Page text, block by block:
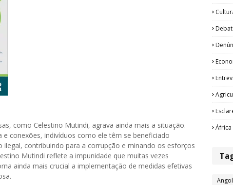
como Celestino Mutindi, agrava ainda mais a situação.
conexões, indivíduos como ele têm se beneficiado
contribuindo para a corrupção e minando os esforços
Mutindi reflete a impunidade que muitas vezes
ainda mais crucial a implementação de medidas efetivas
África